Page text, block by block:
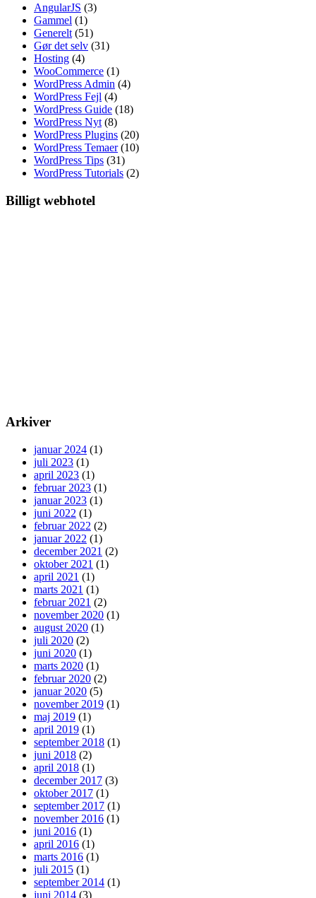
AngularJS (3)
Gammel (1)
Generelt (51)
Gør det selv (31)
Hosting (4)
WooCommerce (1)
WordPress Admin (4)
WordPress Fejl (4)
WordPress Guide (18)
WordPress Nyt (8)
WordPress Plugins (20)
WordPress Temaer(10)
WordPress Tips (31)
WordPress Tutorials (2)
Billigt webhotel
Arkiver
januar 2024 (1)
juli 2023 (1)
april 2023 (1)
februar 2023 (1)
januar 2023 (1)
juni 2022 (1)
februar 2022 (2)
januar 2022 (1)
december 2021 (2)
oktober 2021 (1)
april 2021 (1)
marts 2021 (1)
februar 2021 (2)
november 2020 (1)
august 2020 (1)
juli 2020 (2)
juni 2020 (1)
marts 2020 (1)
februar 2020 (2)
januar 2020 (5)
november 2019 (1)
maj 2019 (1)
april 2019 (1)
september 2018 (1)
juni 2018 (2)
april 2018 (1)
december 2017 (3)
oktober 2017 (1)
september 2017 (1)
november 2016 (1)
juni 2016 (1)
april 2016 (1)
marts 2016 (1)
juli 2015 (1)
september 2014 (1)
juni 2014 (3)